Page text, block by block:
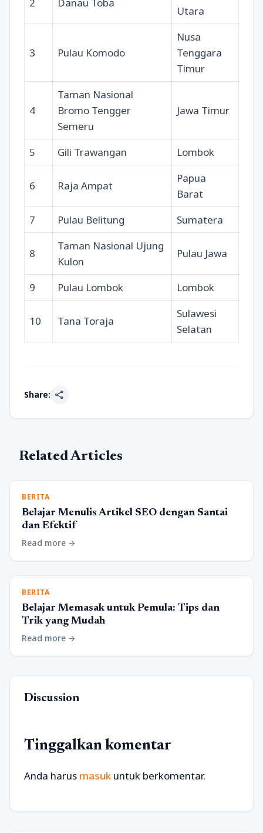
Utara
3 Pulau Komodo
Nusa
Tenggara
Timur
4
Taman Nasional
Bromo Tengger
Semeru
Jawa Timur
5 Gili Trawangan Lombok
6 Raja Ampat
Papua
Barat
7
Pulau Belitung Sumatera
8
Taman Nasional Ujung
Kulon
Pulau Jawa
9 Pulau Lombok Lombok
10 Tana Toraja
Sulawesi
Selatan
Share: share
Related Articles
BERITA
Belajar Menulis Artikel SEO dengan Santai
dan Efektif
Read more arrow_forward
BERITA
Belajar Memasak untuk Pemula: Tips dan
Trik yang Mudah
Read more arrow_forward
Discussion
Tinggalkan komentar
Anda harus masuk untuk berkomentar.